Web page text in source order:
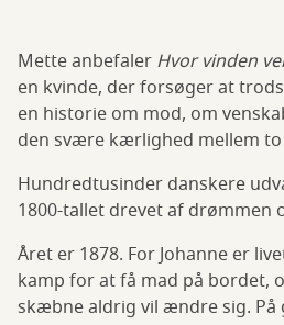
Mette anbefaler Hvor vinden
en kvinde, der forsøger at
en historie om mod, om
den svære kærlighed mellem to
Hundredtusinder danskere
1800-tallet drevet af drømmen
Året er 1878. For Johanne er
kamp for at få mad på bordet,
skæbne aldrig vil ændre sig. På